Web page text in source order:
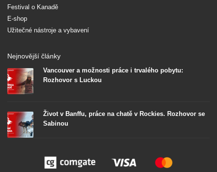
Festival o Kanadě
E-shop
Užitečné nástroje a vybavení
Nejnovější články
Vancouver a možnosti práce i trvalého pobytu:
Rozhovor s Luckou
Život v Banffu, práce na chatě v Rockies. Rozhovor se
Sabinou